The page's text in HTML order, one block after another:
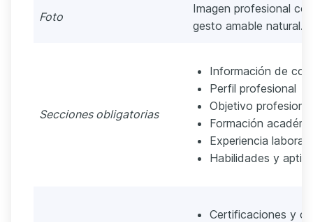
Foto
Imagen profesional
gesto amable natural.
Secciones obligatorias
Información de
Perfil profesional
Objetivo profesional
Formación
Experiencia laboral
Habilidades y
Certificaciones y